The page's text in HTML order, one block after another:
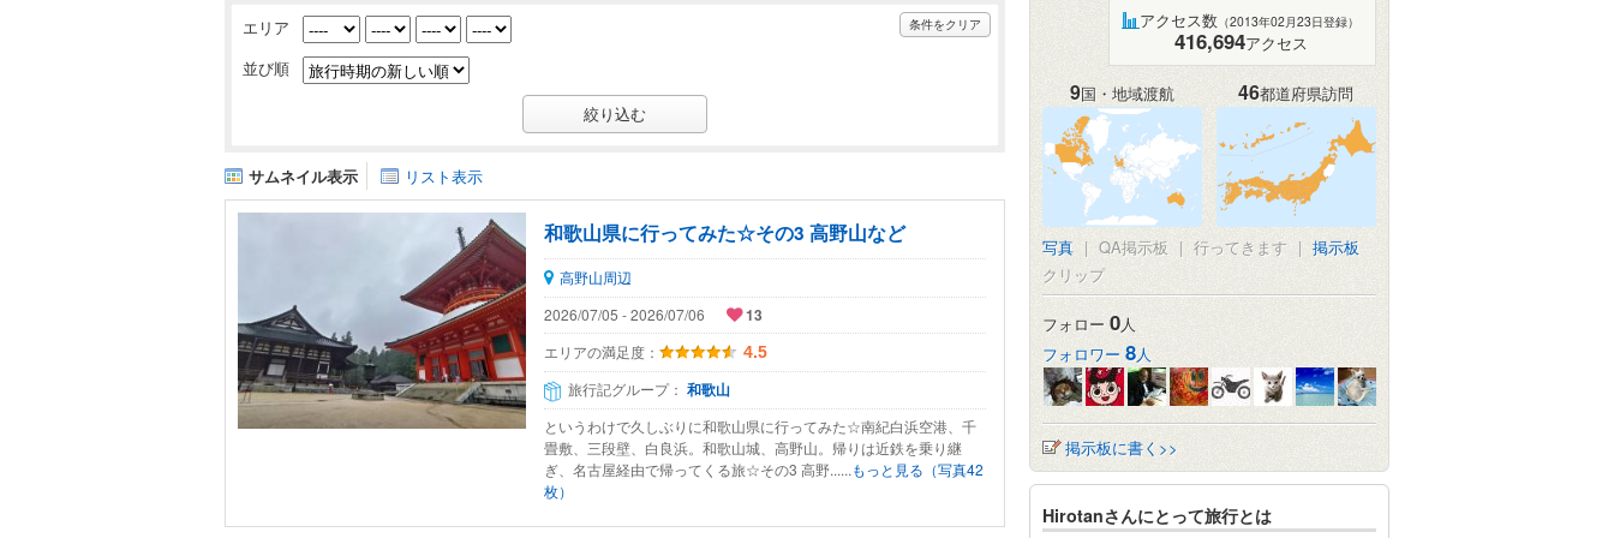
条件をクリア
エリア
並び順
サムネイル表示 リスト表示
和歌山県に行ってみた☆その3 高野山など
高野山周辺
2026/07/05 - 2026/07/06
13
エリアの満足度： 4.5
旅行記グループ： 和歌山
というわけで久しぶりに和歌山県に行ってみた☆南紀白浜空港、千
畳敷、三段壁、白良浜。和歌山城、高野山。帰りは近鉄を乗り継
ぎ、名古屋経由で帰ってくる旅☆その3 高野......もっと見る（写真42
枚）
アクセス数 （2013年02月23日登録）
416,694アクセス
9国・地域渡航 46都道府県訪問
写真 | QA掲示板 | 行ってきます | 掲示板
クリップ
フォロー 0人
フォロワー 8人
掲示板に書く>>
Hirotanさんにとって旅行とは